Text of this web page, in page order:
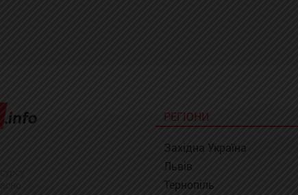
РЕГІОНИ
Західна Україна
Львів
Тернопіль